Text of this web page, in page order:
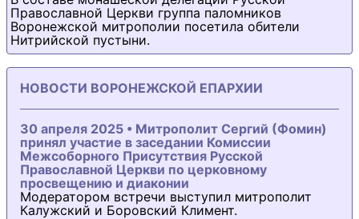
Православной Церкви группа паломников
Воронежской митрополии посетила обители
Нитрийской пустыни.
НОВОСТИ ВОРОНЕЖСКОЙ ЕПАРХИИ
30 апреля 2025 • Митрополит Сергий (Фомин)
принял участие в заседании Комиссии
Межсоборного Присутствия Русской
Православной Церкви по церковному
просвещению и диаконии
Модератором встречи выступил митрополит
Калужский и Боровский Климент.